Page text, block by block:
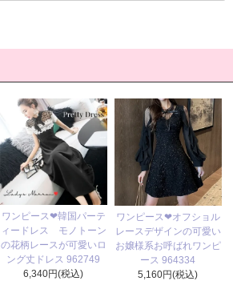
ワンピース❤韓国パーテ
ィードレス モノトーン
の花柄レースが可愛いロ
ング丈ドレス 962749
6,340円(税込)
ワンピース❤オフショル
レースデザインの可愛い
お嬢様系お呼ばれワンピ
ース 964334
5,160円(税込)